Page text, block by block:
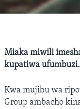
Miaka miwili
kupatiwa ufumbuzi.
Kwa mujibu wa
Group ambacho